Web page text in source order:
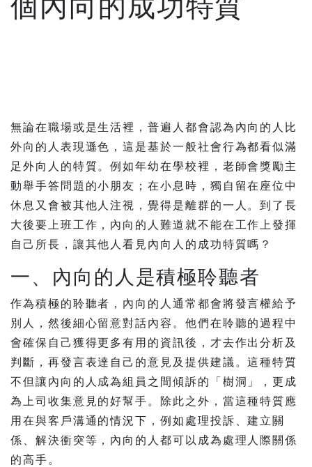
個內向的成功特質
無論在職場或是生活裡，普遍人都會認為內向的人比
外向的人表現遜色，這是基於一般社會行為都看似滿
足外向人的特質。例如年幼在學校裡，老師會獎勵主
動舉手答問題的小朋友；在小息時，獨自留在座位中
休息又會被其他人注視，覺得是離群的一人。到了長
大後要上班工作，內向的人難道就不能在工作上發揮
自己所長，讓其他人看見內向人的成功特質嗎？
一、內向的人是積極聆聽者
作為積極的聆聽者，內向的人通常都會將發言權給予
別人，然後細心留意對話內容。他們在聆聽的過程中
會確保自己獲得更多有用的資訊後，才去作出分析及
判斷，再發言表達自己的意見及提供建議。這種特質
不但讓內向的人成為組員之間傾訴的「樹洞」，更成
為上司收集意見的好幫手。除此之外，當這種特質應
用在與客戶溝通的情況下，例如處理投訴、建立關
係、解決衝突等，內向的人都可以成為處理人際關係
的高手。